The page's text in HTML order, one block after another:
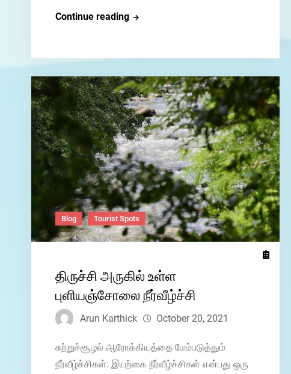
Continue readingதிருச்சிராப்பள்ளி
வழிகாட்டி.
(Trichy
tourism)
Blog Tourist Spots
திருச்சி அருகில் உள்ள
புளியஞ்சோலை நீர்வீழ்ச்சி
Arun Karthick October 20, 2021
சுற்றுச்சூழல் ஆரோக்கியத்தை மேம்படுத்தும்
நீர்வீழ்ச்சிகள்: இயற்கை நீர்வீழ்ச்சிகள் என்பது ஒரு